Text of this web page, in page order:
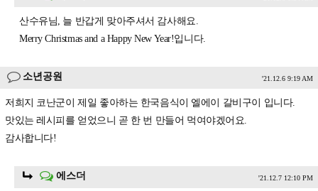
산수유님, 늘 반갑게 맞아주셔서 감사해요.
Merry Christmas and a Happy New Year!입니다.
소년공원 '21.12.6 9:19 AM
저희지 코난군이 제일 좋아하는 한국음식이 엘에이 갈비구이 입니다.
맛있는 레시피를 얻었으니 곧 한 번 만들어 먹여야겠어요.
감사합니다!
에스더 '21.12.7 12:10 PM